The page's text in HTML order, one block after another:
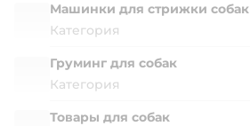
Машинки для стрижки собак
Категория
Груминг для собак
Категория
Товары для собак